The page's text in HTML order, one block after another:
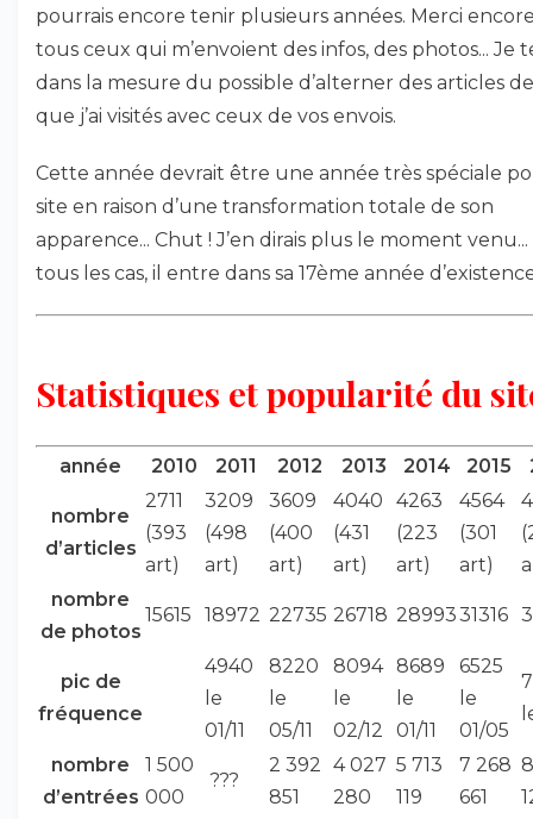
pourrais encore tenir plusieurs années. Merci
tous ceux qui m’envoient des infos, des photos... Je
dans la mesure du possible d’alterner des articles
que j’ai visités avec ceux de vos envois.
Cette année devrait être une année très spéciale
site en raison d’une transformation totale de son
apparence... Chut ! J’en dirais plus le moment venu...
tous les cas, il entre dans sa 17ème année
Statistiques et popularité du
année 2010 2011 2012 2013 2014 2015
nombre
d’articles
2711
(393
art)
3209
(498
art)
3609
(400
art)
4040
(431
art)
4263
(223
art)
4564
(301
art)
nombre
de photos
15615 18972 22735 26718 2899331316
pic de
fréquence
4940
le
01/11
8220
le
05/11
8094
le
02/12
8689
le
01/11
6525
le
01/05
nombre
d’entrées
1 500
000
???
2 392
851
4 027
280
5 713
119
7 268
661